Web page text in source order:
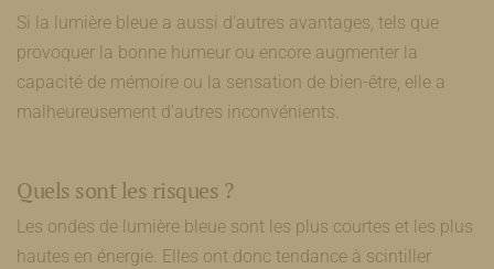
Si la lumière bleue a aussi d'autres avantages, tels que
provoquer la bonne humeur ou encore augmenter la
capacité de mémoire ou la sensation de bien-être, elle a
malheureusement d'autres inconvénients.
Quels sont les risques ?
Les ondes de lumière bleue sont les plus courtes et les plus
hautes en énergie. Elles ont donc tendance à scintiller